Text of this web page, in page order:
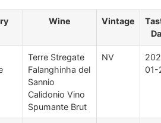
Wine Vintage
Terre Stregate
Falanghinha del
Sannio
Calidonio Vino
Spumante Brut
NV
01-